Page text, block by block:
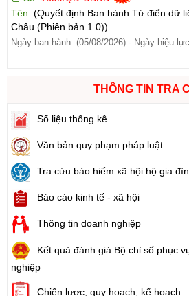
Châu (Phiên bản 1.0))
Ngày ban hành: (05/08/2026) Ngày hiệu
Số:1702/QĐ-UBND
đổi, bổ sung và phê duyệt Quy trình nội
đăng ký thuộc phạm vi chức năng quản
Ngày ban hành: (05/08/2026)
Số:
6731/UBND-KTN
Tên:
(Công văn V/v triển khai thực hiện
303/2026/NĐ-CP ngày 01/8/2026 của
sung một số điều của Nghị định số 32/
15/3/2024 của Chính phủ về quản lý,
Ngày ban hành: (06/08/2026)
Số:
Tên:
(Quyết định Về việc công bố thủ
THÔNG TIN TRA
Số liệu thống kê
Văn bản quy phạm pháp luật
Tra cứu bảo hiểm xã hội hộ gia
Báo cáo kinh tế - xã hội
Thông tin doanh nghiệp
Kết quả đánh giá Bộ chỉ số phục
nghiệp
Chiến lược, quy hoạch, kế hoạch